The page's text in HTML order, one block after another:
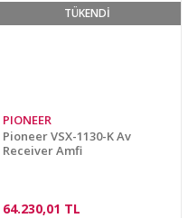
TÜKENDİ
PIONEER
Pioneer VSX-1130-K Av
Receiver Amfi
64.230,01 TL